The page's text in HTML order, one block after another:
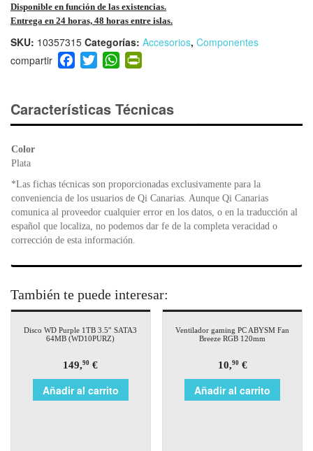
Disponible en función de las existencias.
Entrega en 24 horas, 48 horas entre islas.
SKU: 10357315 Categorías: Accesorios, Componentes
F
a
e
b
k
T
wi
er
W
h
s
A
ri
e
y
Características Técnicas
Color
Plata
*Las fichas técnicas son proporcionadas exclusivamente para la
conveniencia de los usuarios de Qi Canarias. Aunque Qi Canarias
comunica al proveedor cualquier error en los datos, o en la traducción al
español que localiza, no podemos dar fe de la completa veracidad o
corrección de esta información.
También te puede interesar:
Disco WD Purple 1TB 3.5″ SATA3
64MB (WD10PURZ)
149,90 €
Añadir al carrito
Ventilador gaming PC ABYSM Fan
Breeze RGB 120mm
10,90€
Añadir al carrito